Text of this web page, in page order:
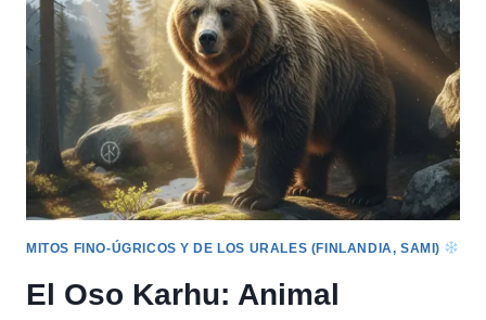
NOAIDI
AL
VELO
INVISIBLE
MITOS FINO-ÚGRICOS Y DE LOS URALES (FINLANDIA, SAMI)
El Oso Karhu: Animal